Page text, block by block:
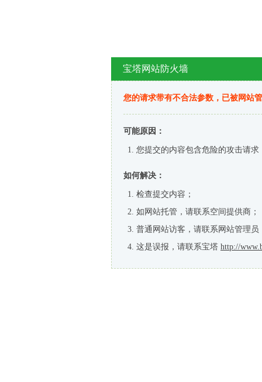
宝塔网站防火墙
您的请求带有不合法参数，已被网站
可能原因：
您提交的内容包含危险的攻击请求
如何解决：
检查提交内容；
如网站托管，请联系空间提供商；
普通网站访客，请联系网站管理员
这是误报，请联系宝塔 http://